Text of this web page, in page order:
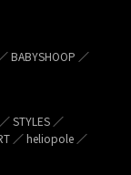
BABYSHOOP ／
STYLES ／
／ heliopole ／